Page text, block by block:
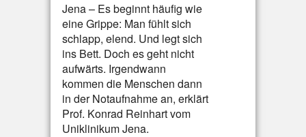
Jena – Es beginnt häufig wie
eine Grippe: Man fühlt sich
schlapp, elend. Und legt sich
ins Bett. Doch es geht nicht
aufwärts. Irgendwann
kommen die Menschen dann
in der Notaufnahme an, erklärt
Prof. Konrad Reinhart vom
Uniklinikum Jena.